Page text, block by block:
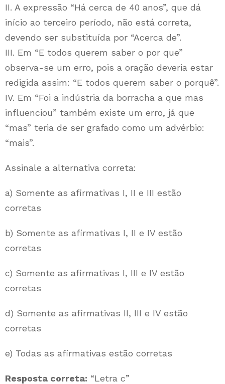
II. A expressão “Há cerca de 40 anos”, que dá
início ao terceiro período, não está correta,
devendo ser substituída por “Acerca de”.
III. Em “E todos querem saber o por que”
observa-se um erro, pois a oração deveria estar
redigida assim: “E todos querem saber o porquê”.
IV. Em “Foi a indústria da borracha a que mas
influenciou” também existe um erro, já que
“mas” teria de ser grafado como um advérbio:
“mais”.
Assinale a alternativa correta:
a) Somente as afirmativas I, II e III estão
corretas
b) Somente as afirmativas I, II e IV estão
corretas
c) Somente as afirmativas I, III e IV estão
corretas
d) Somente as afirmativas II, III e IV estão
corretas
e) Todas as afirmativas estão corretas
Resposta correta: “Letra c”